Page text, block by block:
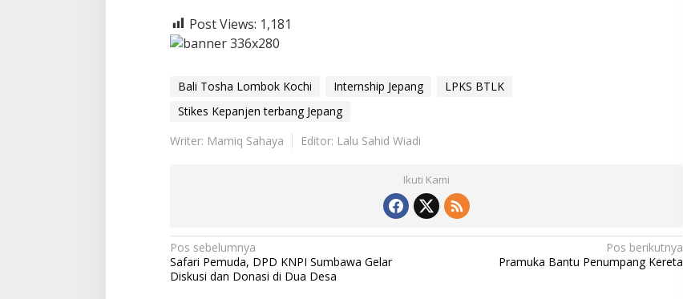
Post Views: 1,181
Bali Tosha Lombok Kochi Internship Jepang
LPKS BTLK
Stikes Kepanjen terbang Jepang
Writer: Mamiq Sahaya
Editor: Lalu Sahid Wiadi
Ikuti Kami
Navigasi
pos
Pos sebelumnya
Safari Pemuda, DPD KNPI Sumbawa Gelar
Diskusi dan Donasi di Dua Desa
Pos berikutnya
Pramuka Bantu Penumpang Kereta